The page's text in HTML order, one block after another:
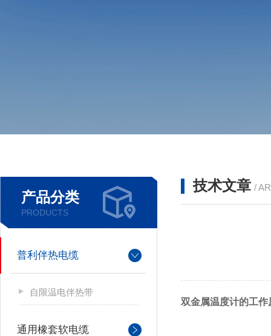
产品分类
PRODUCTS
普利伴热电缆
自限温电伴热带
通用橡套软电缆
技术文章 /
双金属温度计的工